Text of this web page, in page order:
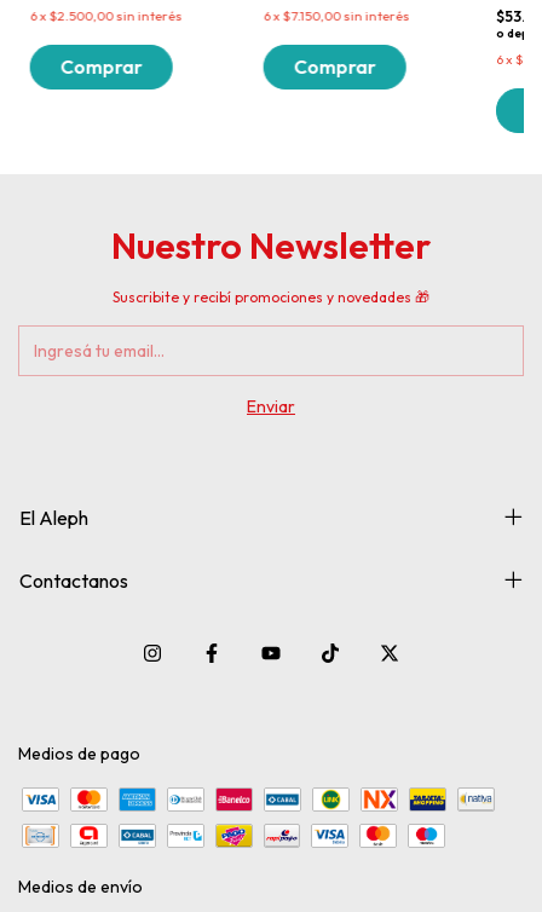
6x $2.500,00sin interés 6x $7.150,00sin interés
o
6x
Nuestro Newsletter
Suscribite y recibí promociones y novedades 🎁
El Aleph
Contactanos
Medios de pago
Medios de envío